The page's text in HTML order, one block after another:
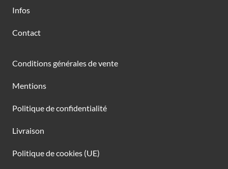
Infos
Contact
Conditions générales de vente
Mentions
Politique de confidentialité
Livraison
Politique de cookies (UE)